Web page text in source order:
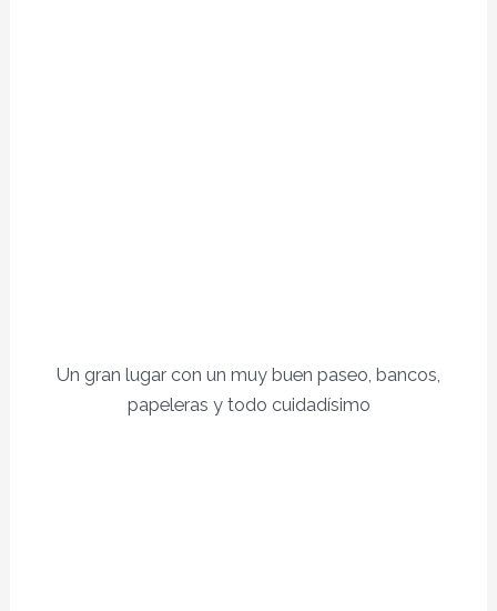
Un gran lugar con un muy buen paseo, bancos,
papeleras y todo cuidadísimo